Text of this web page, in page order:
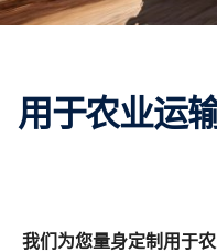
用于农业运
我们为您量身定制用于